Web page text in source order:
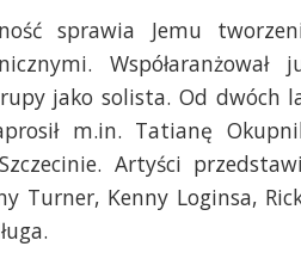
sprawia Jemu
Współaranżował
jako solista. Od dwóch
m.in. Tatianę
Artyści
Turner, Kenny Loginsa,